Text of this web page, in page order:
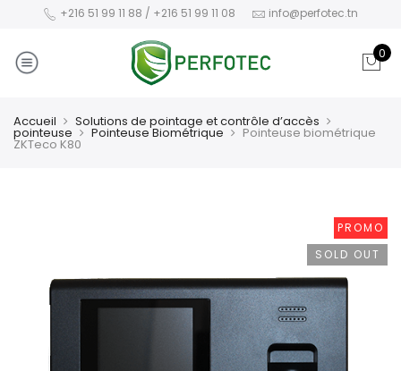
+216 51 99 11 88 / +216 51 99 11 08 info@perfotec.tn
0
Accueil Solutions de pointage et contrôle d’accès
pointeuse Pointeuse Biométrique Pointeuse biométrique
ZKTeco K80
PROMO
SOLD OUT